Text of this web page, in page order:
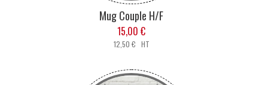
Mug Couple H/F
15,00 €
12,50 € HT